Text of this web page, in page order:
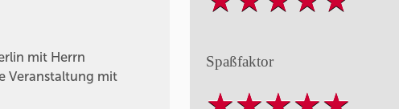
mit Herrn
Veranstaltung mit
Spaßfaktor